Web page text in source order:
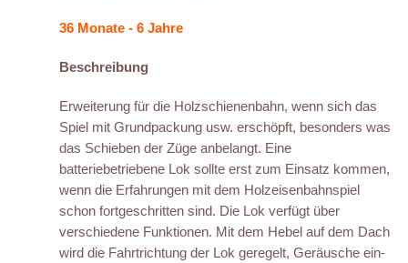
36 Monate - 6 Jahre
Beschreibung
Erweiterung für die Holzschienenbahn, wenn sich das
Spiel mit Grundpackung usw. erschöpft, besonders was
das Schieben der Züge anbelangt. Eine
batteriebetriebene Lok sollte erst zum Einsatz kommen,
wenn die Erfahrungen mit dem Holzeisenbahnspiel
schon fortgeschritten sind. Die Lok verfügt über
verschiedene Funktionen. Mit dem Hebel auf dem Dach
wird die Fahrtrichtung der Lok geregelt, Geräusche ein-